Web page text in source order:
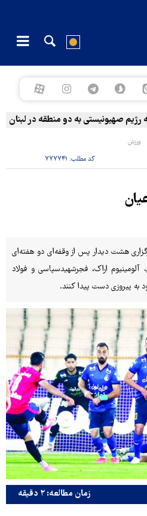
صهیونیستی به دو منطقه در لبنان
ورزش
کد مطلب: ۷۷۷۷۴۱
هشت دیدار پس از وقفه‌ای دو هفته‌ای
اراک، فجرشهیدسپاسی و فولاد
به پیروزی دست پیدا کنند.
زمان مطالعه: ۲ دقیقه